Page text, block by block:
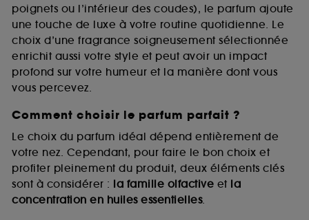
poignets ou l’intérieur des coudes), le parfum ajoute
une touche de luxe à votre routine quotidienne. Le
choix d’une fragrance soigneusement sélectionnée
enrichit aussi votre style et peut avoir un impact
profond sur votre humeur et la manière dont vous
vous percevez.
Comment choisir le parfum parfait ?
Le choix du parfum idéal dépend entièrement de
votre nez. Cependant, pour faire le bon choix et
profiter pleinement du produit, deux éléments clés
sont à considérer : la famille olfactive et la
concentration en huiles essentielles.
cookies d’authentification qui sont utilisés afin de
vous faire bénéficier de l’authentification
prolongée vous permettant d’accéder à votre
compte lors de votre prochaine visite sur le site
sans saisir à nouveau votre identifiant et mot de
passe.
A l'exception des cookies techniques, le dépôt et la
lecture de ces traceurs requiert votre accord. Vous
pouvez personnaliser vos choix concernant le dépôt
de ces cookies grâce au bouton "personnaliser mes
choix" ci-dessous ou décider de "tout accepter".
Sephora pourra associer les informations de
navigation collectées par ces Cookies, pour les